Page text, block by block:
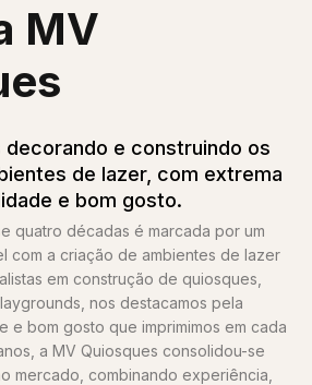
MV
decorando e construindo os
de lazer, com extrema
e bom gosto.
quatro décadas é marcada por um
com a criação de ambientes de lazer
em construção de quiosques,
nos destacamos pela
e bom gosto que imprimimos em cada
a MV Quiosques consolidou-se
mercado, combinando experiência,